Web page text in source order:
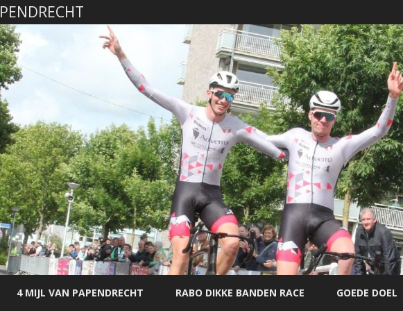
Ga
direct
4 MIJL VAN PAPENDRECHT RABO DIKKE BANDEN RACE GOEDE DOEL